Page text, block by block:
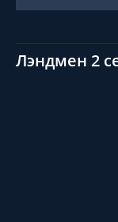
Лэндмен 2